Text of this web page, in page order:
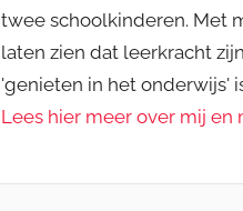
twee schoolkinderen. Met
laten zien dat leerkracht
'genieten in het onderwijs'
Lees hier meer over mij en